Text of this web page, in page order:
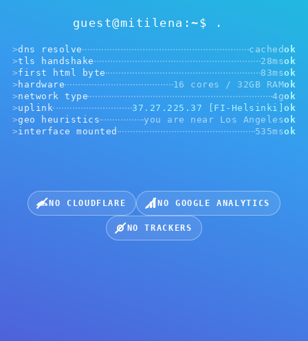
guest@mitilena:~$
>dns resolve cachedok
>tls handshake 28msok
>first html byte 83msok
> hardware 16 cores / 32GB RAMok
>network type 4gok
>uplink 37.27.225.37 [FI-Helsinki]ok
>geo heuristics you are near Los Angelesok
>interface mounted 535msok
NO CLOUDFLARE NO GOOGLE ANALYTICS
NO TRACKERS
فقط لرموز QR من Mitilena Pay
لا تقترب كثيراً. يكفي من 50 سم إلى متر. اضغط الزر أعلاه إذا
رفع صورة برمز QR